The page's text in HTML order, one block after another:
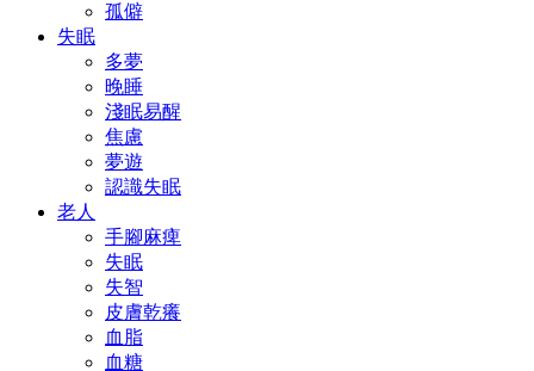
孤僻
失眠
多夢
晚睡
淺眠易醒
焦慮
夢遊
認識失眠
老人
手腳麻痺
失眠
失智
皮膚乾癢
血脂
血糖